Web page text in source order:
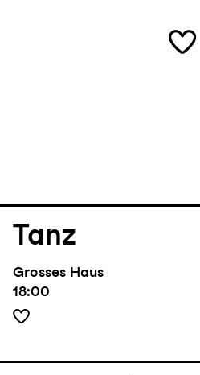
Tanz
Grosses Haus
18:00